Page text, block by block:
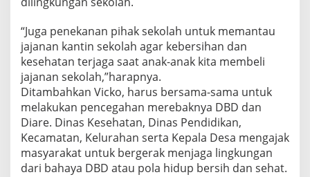
“Juga penekanan pihak sekolah untuk memantau
jajanan kantin sekolah agar kebersihan dan
kesehatan terjaga saat anak-anak kita membeli
jajanan sekolah,”harapnya.
Ditambahkan Vicko, harus bersama-sama untuk
melakukan pencegahan merebaknya DBD dan
Diare. Dinas Kesehatan, Dinas Pendidikan,
Kecamatan, Kelurahan serta Kepala Desa mengajak
masyarakat untuk bergerak menjaga lingkungan
dari bahaya DBD atau pola hidup bersih dan sehat.